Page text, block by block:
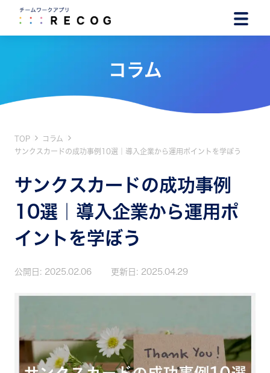
コラム
TOP
コラム
サンクスカードの成功事例10選｜導入企業から運用ポイントを学ぼう
サンクスカードの成功事例
10選｜導入企業から運用ポ
イントを学ぼう
公開日: 2025.02.06 更新日: 2025.04.29